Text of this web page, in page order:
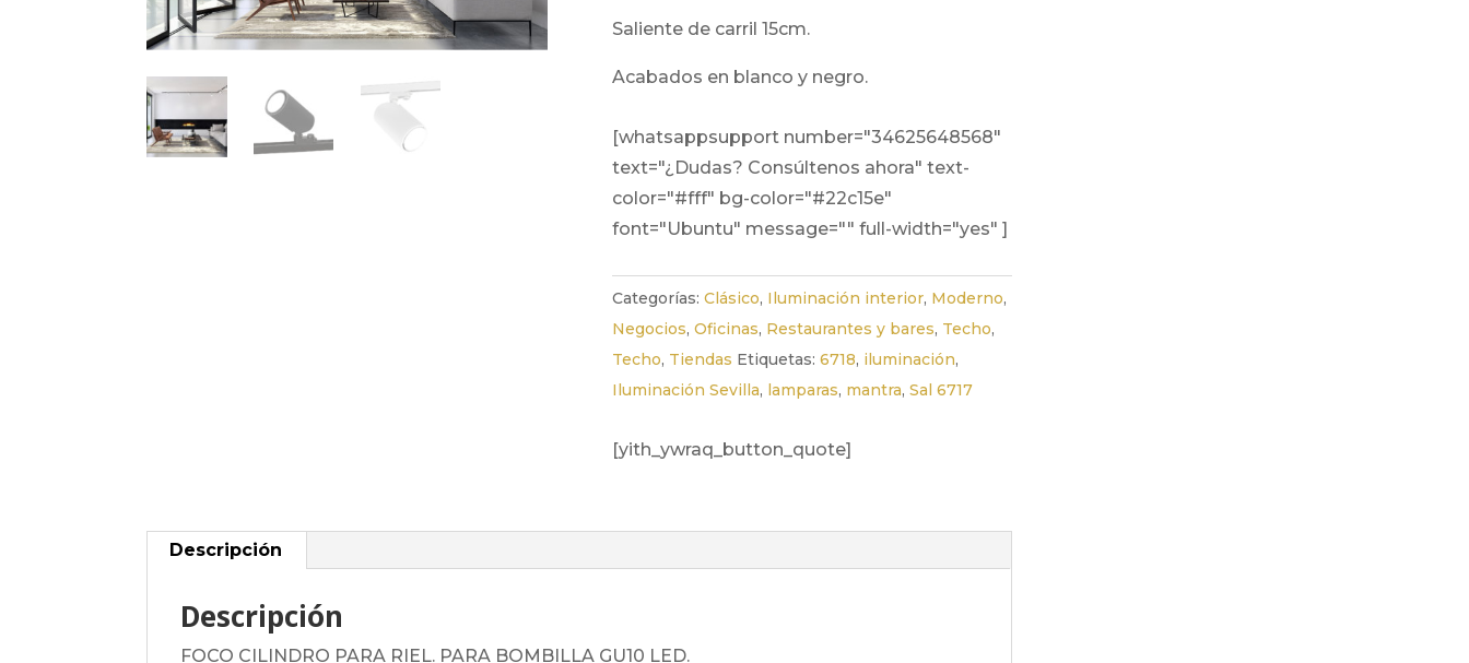
saliente de carril 15cm.
acabados en blanco y negro.
[whatsappsupport number="34625648568"
text="¿Dudas? Consúltenos ahora" text-
color="#fff" bg-color="#22c15e"
font="Ubuntu" message="" full-width="yes" ]
Categorías: Clásico, Iluminación interior, Moderno,
Negocios, Oficinas, Restaurantes y bares, Techo,
Techo, Tiendas Etiquetas: 6718, iluminación,
Iluminación Sevilla, lamparas, mantra, Sal 6717
[yith_ywraq_button_quote]
Descripción
Descripción
FOCO CILINDRO PARA RIEL. PARA BOMBILLA GU10 LED.